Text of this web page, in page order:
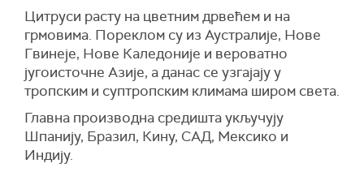
Цитруси расту на цветним дрвећем и на
грмовима. Пореклом су из Аустралије, Нове
Гвинеје, Нове Каледоније и вероватно
југоисточне Азије, а данас се узгајају у
тропским и суптропским климама широм света.
Главна производна средишта укључују
Шпанију, Бразил, Кину, САД, Мексико и
Индију.